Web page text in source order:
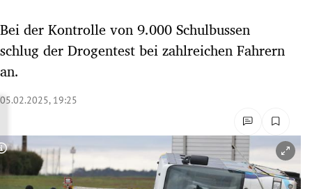
Untermenü
Untermenü
Bei der Kontrolle von 9.000 Schulbussen
schlug der Drogentest bei zahlreichen Fahrern
an.
05.02.2025, 19:25
Copyright-Hinweis öffnen/schließen